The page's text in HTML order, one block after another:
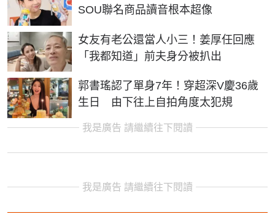
SOU聯名商品讀音根本超像
女友有老公還當人小三！姜厚任回應
「我都知道」前夫身分被扒出
郭書瑤認了單身7年！穿超深V慶36歲
生日 由下往上自拍角度太犯規
我是廣告 請繼續往下閱讀
我是廣告 請繼續往下閱讀